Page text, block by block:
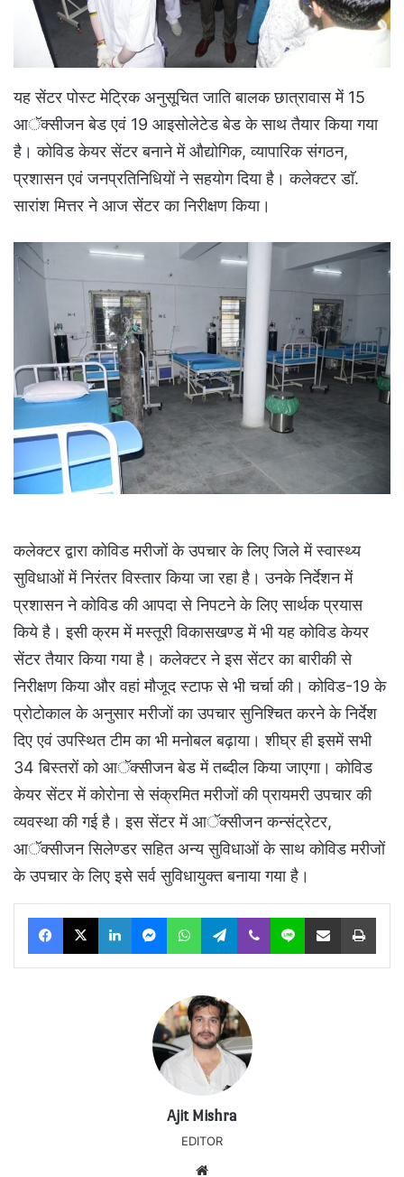
यह सेंटर पोस्ट मेट्रिक अनुसूचित जाति बालक छात्रावास में 15
आॅक्सीजन बेड एवं 19 आइसोलेटेड बेड के साथ तैयार किया गया
है। कोविड केयर सेंटर बनाने में औद्योगिक, व्यापारिक संगठन,
प्रशासन एवं जनप्रतिनिधियों ने सहयोग दिया है। कलेक्टर डाॅ.
सारांश मित्तर ने आज सेंटर का निरीक्षण किया।
कलेक्टर द्वारा कोविड मरीजों के उपचार के लिए जिले में स्वास्थ्य
सुविधाओं में निरंतर विस्तार किया जा रहा है। उनके निर्देशन में
प्रशासन ने कोविड की आपदा से निपटने के लिए सार्थक प्रयास
किये है। इसी क्रम में मस्तूरी विकासखण्ड में भी यह कोविड केयर
सेंटर तैयार किया गया है। कलेक्टर ने इस सेंटर का बारीकी से
निरीक्षण किया और वहां मौजूद स्टाफ से भी चर्चा की। कोविड-19 के
प्रोटोकाल के अनुसार मरीजों का उपचार सुनिश्चित करने के निर्देश
दिए एवं उपस्थित टीम का भी मनोबल बढ़ाया। शीघ्र ही इसमें सभी
34 बिस्तरों को आॅक्सीजन बेड में तब्दील किया जाएगा। कोविड
केयर सेंटर में कोरोना से संक्रमित मरीजों की प्रायमरी उपचार की
व्यवस्था की गई है। इस सेंटर में आॅक्सीजन कन्संट्रेटर,
आॅक्सीजन सिलेण्डर सहित अन्य सुविधाओं के साथ कोविड मरीजों
के उपचार के लिए इसे सर्व सुविधायुक्त बनाया गया है।
Facebook
X LinkedInMessengerWhatsAppTelegram
Viber Line Share via Email Print
Ajit Mishra
EDITOR